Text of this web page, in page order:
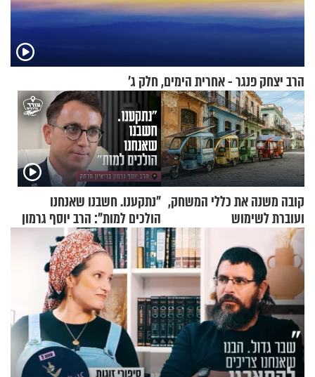
הרב יצחק פנגר - אחרית הימים, חלק ג’
קובה משנה את כללי המשחק,
ועוברת לשימוש
בתלת־אופנועים סולאריים
"נתקענו. חשבנו שאנחנו
הולכים למות": הרב יוסף גרמון
בריאיון מרתק